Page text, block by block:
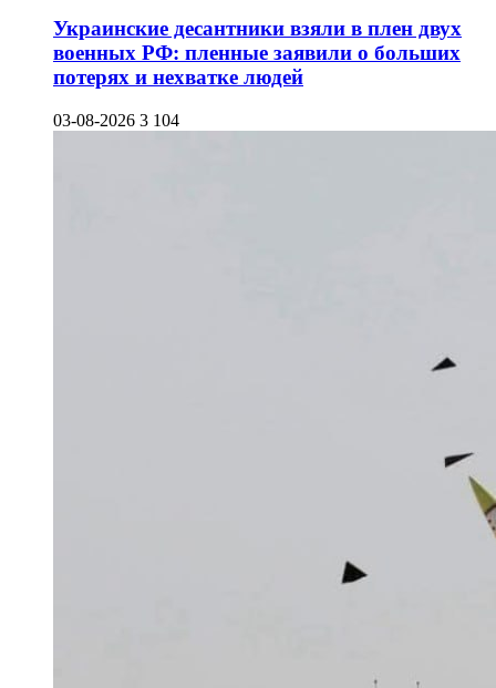
Украинские десантники взяли в плен двух
военных РФ: пленные заявили о больших
потерях и нехватке людей
03-08-2026 3 104